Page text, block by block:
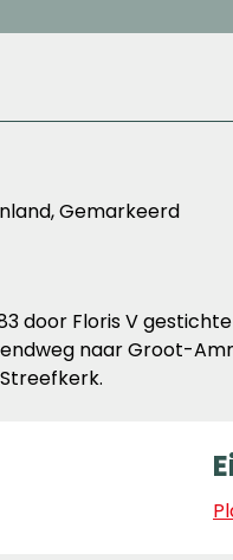
Gemarkeerd
door Floris V
naar Groot-